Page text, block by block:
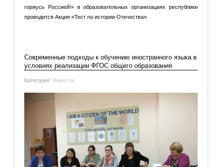
горжусь Россией!» в образовательных организациях республики
проводится Акция «Тест по истории Отечества».
Современные подходы к обучению иностранного языка в
условиях реализации ФГОС общего образования
Категория: Новости